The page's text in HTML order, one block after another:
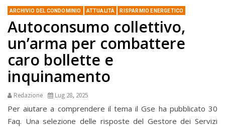
ARCHIVIO DEL CONDOMINIO ATTUALITÀ RISPARMIO ENERGETICO
Autoconsumo collettivo,
un’arma per combattere
caro bollette e
inquinamento
Redazione Lug 28, 2025
Per aiutare a comprendere il tema il Gse ha pubblicato 30
Faq. Una selezione delle risposte del Gestore dei Servizi